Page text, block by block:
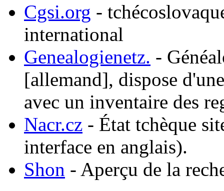
Cgsi.org -
international
Genealogienetz. -
[allemand], dispose
avec un inventaire des
Nacr.cz - État tchèque
interface en anglais).
Shon - Aperçu de la